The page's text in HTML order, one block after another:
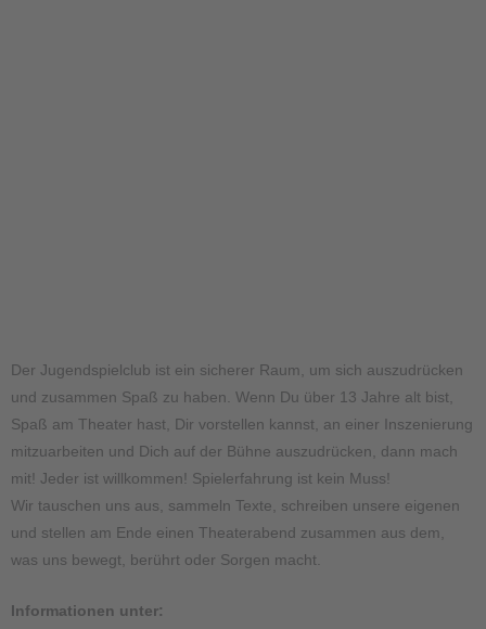
Der Jugendspielclub ist ein sicherer Raum, um sich auszudrücken
und zusammen Spaß zu haben. Wenn Du über 13 Jahre alt bist,
Spaß am Theater hast, Dir vorstellen kannst, an einer Inszenierung
mitzuarbeiten und Dich auf der Bühne auszudrücken, dann mach
mit! Jeder ist willkommen! Spielerfahrung ist kein Muss!
Wir tauschen uns aus, sammeln Texte, schreiben unsere eigenen
und stellen am Ende einen Theaterabend zusammen aus dem,
was uns bewegt, berührt oder Sorgen macht.
Informationen unter: